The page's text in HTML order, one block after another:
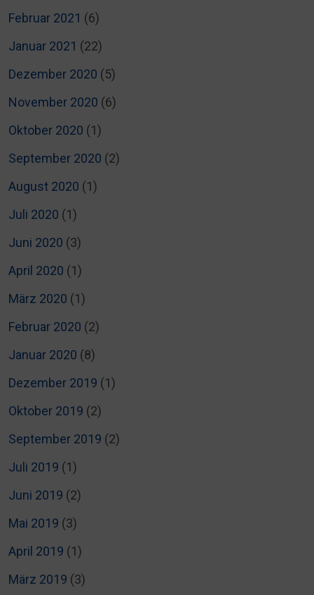
Februar 2021 (6)
Januar 2021 (22)
Dezember 2020 (5)
November 2020 (6)
Oktober 2020 (1)
September 2020 (2)
August 2020 (1)
Juli 2020 (1)
Juni 2020 (3)
April 2020 (1)
März 2020 (1)
Februar 2020 (2)
Januar 2020 (8)
Dezember 2019 (1)
Oktober 2019 (2)
September 2019 (2)
Juli 2019 (1)
Juni 2019 (2)
Mai 2019 (3)
April 2019 (1)
März 2019 (3)